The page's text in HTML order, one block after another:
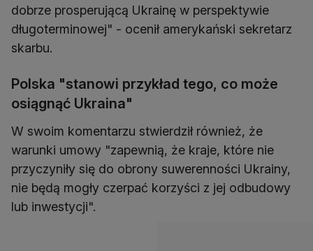
dobrze prosperującą Ukrainę w perspektywie
długoterminowej" - ocenił amerykański sekretarz
skarbu.
Polska "stanowi przykład tego, co może
osiągnąć Ukraina"
W swoim komentarzu stwierdził również, że
warunki umowy "zapewnią, że kraje, które nie
przyczyniły się do obrony suwerenności Ukrainy,
nie będą mogły czerpać korzyści z jej odbudowy
lub inwestycji".